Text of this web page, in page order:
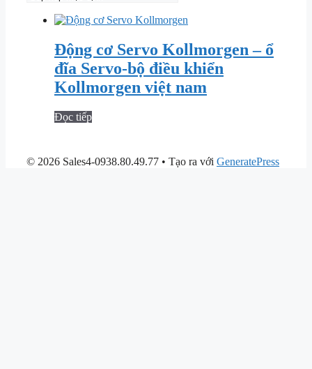
Động cơ Servo Kollmorgen – ổ
đĩa Servo-bộ điều khiển
Kollmorgen việt nam
Đọc tiếp
© 2026 Sales4-0938.80.49.77 • Tạo ra với GeneratePress